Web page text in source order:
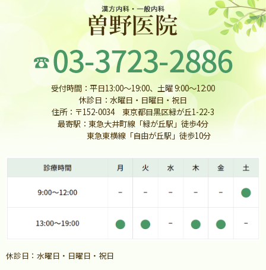
受付時間：平日13:00〜19:00、土曜 9:00〜12:00
休診日：水曜日・日曜日・祝日
住所：〒152-0034 東京都目黒区緑が丘1-22-3
最寄駅：東急大井町線「緑が丘駅」徒歩4分
東急東横線「自由が丘駅」徒歩10分
休診日：水曜日・日曜日・祝日